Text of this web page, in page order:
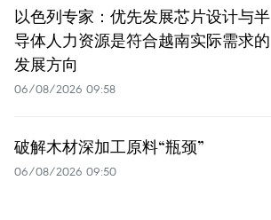
以色列专家：优先发展芯片设计与半
导体人力资源是符合越南实际需求的
发展方向
06/08/2026 09:58
破解木材深加工原料“瓶颈”
06/08/2026 09:50